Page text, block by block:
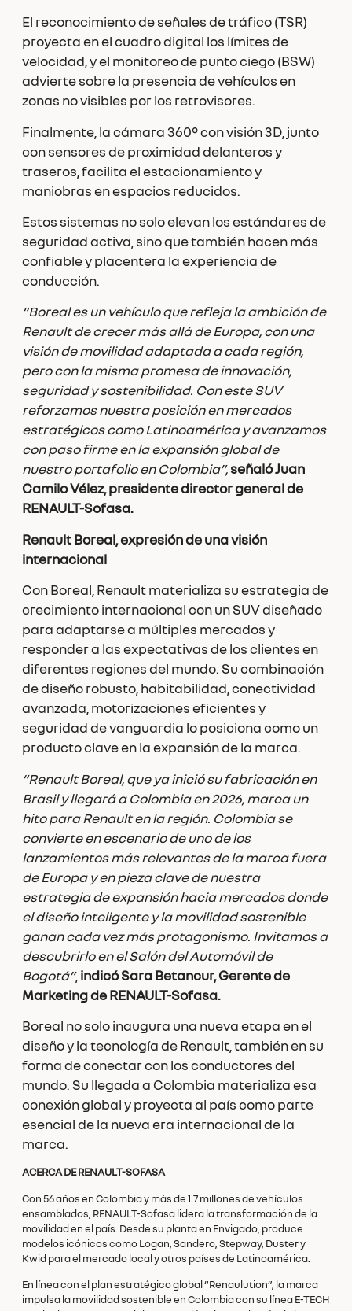
El reconocimiento de señales de tráfico (TSR)
proyecta en el cuadro digital los límites de
velocidad, y el monitoreo de punto ciego (BSW)
advierte sobre la presencia de vehículos en
zonas no visibles por los retrovisores.
Finalmente, la cámara 360° con visión 3D, junto
con sensores de proximidad delanteros y
traseros, facilita el estacionamiento y
maniobras en espacios reducidos.
Estos sistemas no solo elevan los estándares de
seguridad activa, sino que también hacen más
confiable y placentera la experiencia de
conducción.
“Boreal es un vehículo que refleja la ambición de
Renault de crecer más allá de Europa, con una
visión de movilidad adaptada a cada región,
pero con la misma promesa de innovación,
seguridad y sostenibilidad. Con este SUV
reforzamos nuestra posición en mercados
estratégicos como Latinoamérica y avanzamos
con paso firme en la expansión global de
nuestro portafolio en Colombia”,señalóJuan
Camilo Vélez, presidente director general de
RENAULT-Sofasa.
Renault Boreal, expresión de una visión
internacional
Con Boreal, Renault materializa su estrategia de
crecimiento internacional con un SUV diseñado
para adaptarse a múltiples mercados y
responder a las expectativas de los clientes en
diferentes regiones del mundo. Su combinación
de diseño robusto, habitabilidad, conectividad
avanzada, motorizaciones eficientes y
seguridad de vanguardia lo posiciona como un
producto clave en la expansión de la marca.
“Renault Boreal, que ya inició su fabricación en
Brasil y llegará a Colombia en 2026, marca un
hito para Renault en la región. Colombia se
convierte en escenario de uno de los
lanzamientos más relevantes de la marca fuera
de Europa y en pieza clave de nuestra
estrategia de expansión hacia mercados donde
el diseño inteligente y la movilidad sostenible
ganan cada vez más protagonismo. Invitamos a
descubrirlo en el Salón del Automóvil de
Bogotá”, indicó Sara Betancur, Gerente de
Marketing de RENAULT-Sofasa.
Boreal no solo inaugura una nueva etapa en el
diseño y la tecnología de Renault, también en su
forma de conectar con los conductores del
mundo. Su llegada a Colombia materializa esa
conexión global y proyecta al país como parte
esencial de la nueva era internacional de la
marca.
ACERCA DE RENAULT-SOFASA
Con 56 años en Colombia y más de 1.7 millones de vehículos
ensamblados, RENAULT-Sofasa lidera la transformación de la
movilidad en el país. Desde su planta en Envigado, produce
modelos icónicos como Logan, Sandero, Stepway, Duster y
Kwid para el mercado local y otros países de Latinoamérica.
En línea con el plan estratégico global “Renaulution”, la marca
impulsa la movilidad sostenible en Colombia con su línea E-TECH